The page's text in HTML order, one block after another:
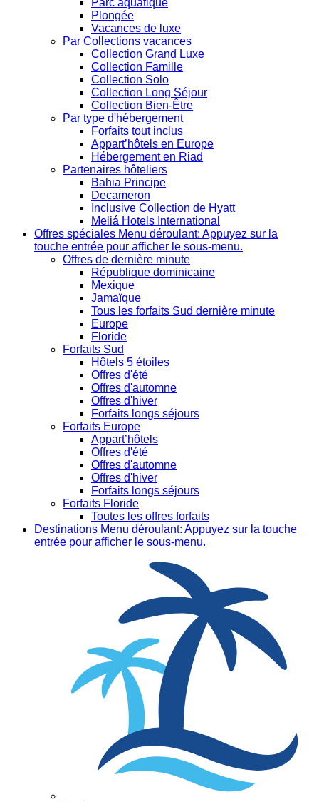
Parc aquatique
Plongée
Vacances de luxe
Par Collections vacances
Collection Grand Luxe
Collection Famille
Collection Solo
Collection Long Séjour
Collection Bien-Être
Par type d'hébergement
Forfaits tout inclus
Appart’hôtels en Europe
Hébergement en Riad
Partenaires hôteliers
Bahia Principe
Decameron
Inclusive Collection de Hyatt
Meliá Hotels International
Offres spéciales Menu déroulant: Appuyez sur la
touche entrée pour afficher le sous-menu.
Offres de dernière minute
République dominicaine
Mexique
Jamaïque
Tous les forfaits Sud dernière minute
Europe
Floride
Forfaits Sud
Hôtels 5 étoiles
Offres d'été
Offres d'automne
Offres d'hiver
Forfaits longs séjours
Forfaits Europe
Appart’hôtels
Offres d'été
Offres d'automne
Offres d'hiver
Forfaits longs séjours
Forfaits Floride
Toutes les offres forfaits
Destinations Menu déroulant: Appuyez sur la touche
entrée pour afficher le sous-menu.